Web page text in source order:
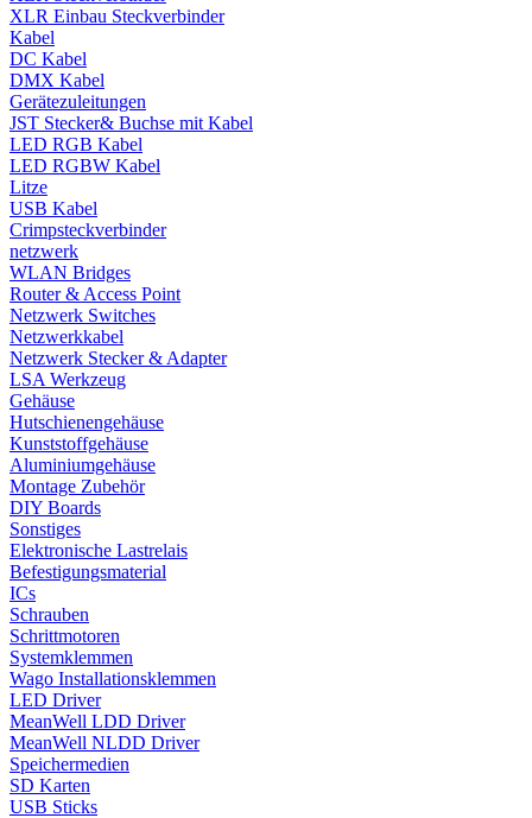
XLR Einbau Steckverbinder
Kabel
DC Kabel
DMX Kabel
Gerätezuleitungen
JST Stecker& Buchse mit Kabel
LED RGB Kabel
LED RGBW Kabel
Litze
USB Kabel
Crimpsteckverbinder
netzwerk
WLAN Bridges
Router & Access Point
Netzwerk Switches
Netzwerkkabel
Netzwerk Stecker & Adapter
LSA Werkzeug
Gehäuse
Hutschienengehäuse
Kunststoffgehäuse
Aluminiumgehäuse
Montage Zubehör
DIY Boards
Sonstiges
Elektronische Lastrelais
Befestigungsmaterial
ICs
Schrauben
Schrittmotoren
Systemklemmen
Wago Installationsklemmen
LED Driver
MeanWell LDD Driver
MeanWell NLDD Driver
Speichermedien
SD Karten
USB Sticks